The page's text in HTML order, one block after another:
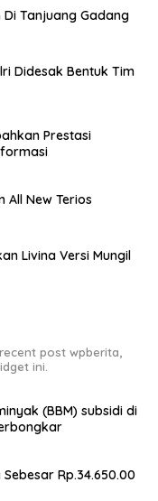
Di Tanjuang Gadang
Didesak Bentuk Tim
Prestasi
All New Terios
Livina Versi Mungil
post wpberita,
ini.
(BBM) subsidi di
Rp.34.650.00